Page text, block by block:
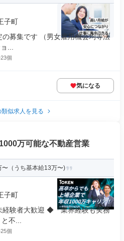
子町
募集です （男女雇用機会均等法
...
個
気になる
似求人を見る
万可能な不動産営業
（うち基本給13万〜)
子町
経験者大歓迎 ◆「業界経験も実務
不...
個